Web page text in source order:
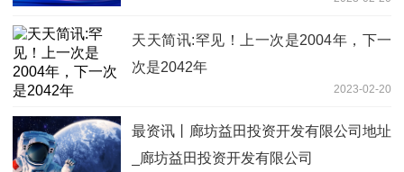
天天简讯:罕见！上一次是2004年，下一
次是2042年
2023-02-20
最资讯丨廊坊益田投资开发有限公司地址
_廊坊益田投资开发有限公司